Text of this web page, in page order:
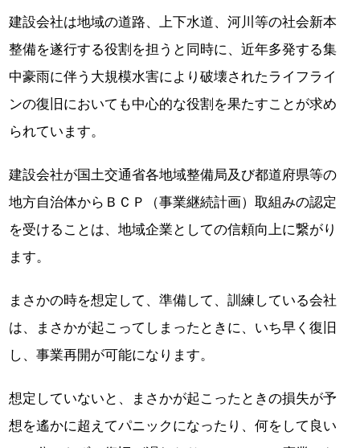
建設会社は地域の道路、上下水道、河川等の社会新本
整備を遂行する役割を担うと同時に、近年多発する集
中豪雨に伴う大規模水害により破壊されたライフライ
ンの復旧においても中心的な役割を果たすことが求め
られています。
建設会社が国土交通省各地域整備局及び都道府県等の
地方自治体からＢＣＰ（事業継続計画）取組みの認定
を受けることは、地域企業としての信頼向上に繋がり
ます。
まさかの時を想定して、準備して、訓練している会社
は、まさかが起こってしまったときに、いち早く復旧
し、事業再開が可能になります。
想定していないと、まさかが起こったときの損失が予
想を遙かに超えてパニックになったり、何をして良い